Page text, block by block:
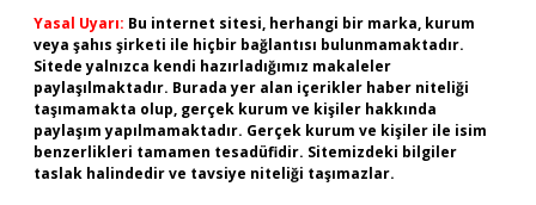
Yasal Uyarı: Bu internet sitesi, herhangi bir marka, kurum
veya şahıs şirketi ile hiçbir bağlantısı bulunmamaktadır.
Sitede yalnızca kendi hazırladığımız makaleler
paylaşılmaktadır. Burada yer alan içerikler haber niteliği
taşımamakta olup, gerçek kurum ve kişiler hakkında
paylaşım yapılmamaktadır. Gerçek kurum ve kişiler ile isim
benzerlikleri tamamen tesadüfidir. Sitemizdeki bilgiler
taslak halindedir ve tavsiye niteliği taşımazlar.